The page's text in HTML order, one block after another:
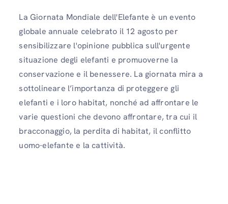
La Giornata Mondiale dell'Elefante è un evento
globale annuale celebrato il 12 agosto per
sensibilizzare l'opinione pubblica sull'urgente
situazione degli elefanti e promuoverne la
conservazione e il benessere. La giornata mira a
sottolineare l’importanza di proteggere gli
elefanti e i loro habitat, nonché ad affrontare le
varie questioni che devono affrontare, tra cui il
bracconaggio, la perdita di habitat, il conflitto
uomo-elefante e la cattività.